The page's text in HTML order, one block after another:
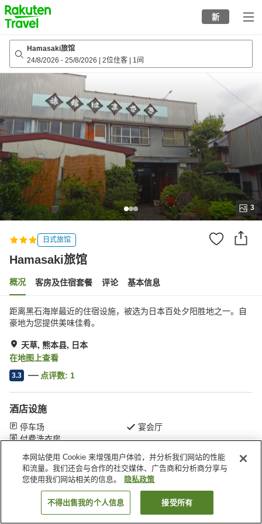
to
top
page
新
Hamasaki旅馆
24/8/2026 - 25/8/2026 2位住客 1间
3
日式旅馆
Hamasaki旅馆
概况 客房及住宿套餐 评论 基本信息
距离黑石海岸最近的住宿设施，被选为日本百处夕阳胜地之一。自
豪地为您提供美味佳肴。
天草, 熊本县, 日本
在地图上查看
3.3 点评数: 1
酒店设施
停车场
宴会厅
付费洗衣房
首页 日本 熊本县 天草 Hamasaki旅馆
搜索客房
本网站使用 Cookie 来增强用户体验，并分析我们网站的性能
和流量。我们还会与合作的社交媒体、广告商和分析商分享与
您使用我们网站相关的信息。
隐私政策
不得出售我的个人信息 接受所有